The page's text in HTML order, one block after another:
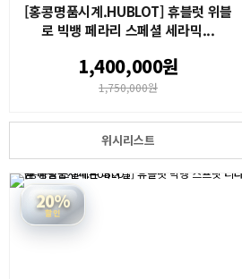
[홍콩명품시계.HUBLOT] 휴블럿 위블
로 빅뱅 페라리 스페셜 세라믹...
1,400,000원
1,750,000원
위시리스트
20%
할인